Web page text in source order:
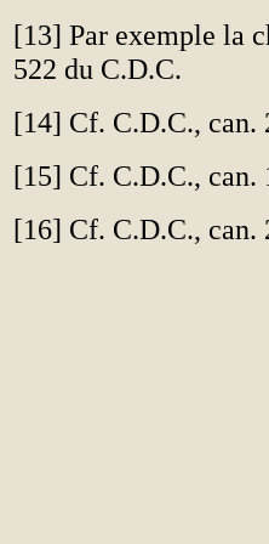
[13] Par exemple la
522 du C.D.C.
[14] Cf. C.D.C., can.
[15] Cf. C.D.C., can.
[16] Cf. C.D.C., can.